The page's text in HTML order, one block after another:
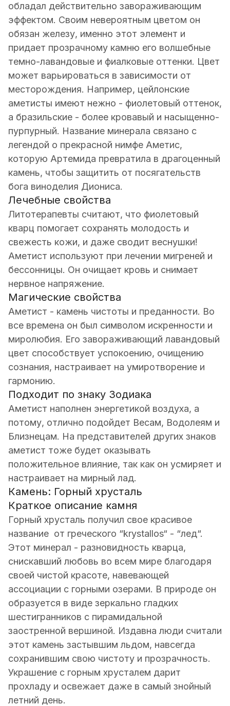
обладал действительно завораживающим
эффектом. Своим невероятным цветом он
обязан железу, именно этот элемент и
придает прозрачному камню его волшебные
темно-лавандовые и фиалковые оттенки. Цвет
может варьироваться в зависимости от
месторождения. Например, цейлонские
аметисты имеют нежно - фиолетовый оттенок,
а бразильские - более кровавый и насыщенно-
пурпурный. Название минерала связано с
легендой о прекрасной нимфе Аметис,
которую Артемида превратила в драгоценный
камень, чтобы защитить от посягательств
бога виноделия Диониса.
Лечебные свойства
Литотерапевты считают, что фиолетовый
кварц помогает сохранять молодость и
свежесть кожи, и даже сводит веснушки!
Аметист используют при лечении мигреней и
бессонницы. Он очищает кровь и снимает
нервное напряжение.
Магические свойства
Аметист - камень чистоты и преданности. Во
все времена он был символом искренности и
миролюбия. Его завораживающий лавандовый
цвет способствует успокоению, очищению
сознания, настраивает на умиротворение и
гармонию.
Подходит по знаку Зодиака
Аметист наполнен энергетикой воздуха, а
потому, отлично подойдет Весам, Водолеям и
Близнецам. На представителей других знаков
аметист тоже будет оказывать
положительное влияние, так как он усмиряет и
настраивает на мирный лад.
Камень: Горный хрусталь
Краткое описание камня
Горный хрусталь получил свое красивое
название от греческого “krystallos“ - “лед“.
Этот минерал - разновидность кварца,
снискавший любовь во всем мире благодаря
своей чистой красоте, навевающей
ассоциации с горными озерами. В природе он
образуется в виде зеркально гладких
шестигранников с пирамидальной
заостренной вершиной. Издавна люди считали
этот камень застывшим льдом, навсегда
сохранившим свою чистоту и прозрачность.
Украшение с горным хрусталем дарит
прохладу и освежает даже в самый знойный
летний день.